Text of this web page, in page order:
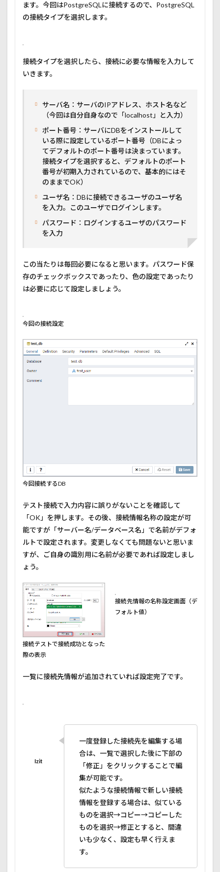
ます。今回はPostgreSQLに接続するので、PostgreSQL
の接続タイプを選択します。
接続タイプを選択したら、接続に必要な情報を入力して
いきます。
サーバ名：サーバのIPアドレス、ホスト名など
（今回は自分自身なので「localhost」と入力）
ポート番号：サーバにDBをインストールして
いる際に設定しているポート番号（DBによっ
てデフォルトのポート番号は決まっています。
接続タイプを選択すると、デフォルトのポート
番号が初期入力されているので、基本的にはそ
のままでOK）
ユーザ名：DBに接続できるユーザのユーザ名
を入力。このユーザでログインします。
パスワード：ログインするユーザのパスワード
を入力
この当たりは毎回必要になると思います。パスワード保
存のチェックボックスであったり、色の設定であったり
は必要に応じて設定しましょう。
今回の接続設定
今回接続するDB
テスト接続で入力内容に誤りがないことを確認して
「OK」を押します。その後、接続情報名称の設定が可
能ですが「サーバー名/データベース名」で名前がデフォ
ルトで設定されます。変更しなくても問題ないと思いま
すが、ご自身の識別用に名前が必要であれば設定しまし
ょう。
接続テストで接続成功となった
際の表示
接続先情報の名称設定画面（デ
フォルト値）
一覧に接続先情報が追加されていれば設定完了です。
一度登録した接続先を編集する場
合は、一覧で選択した後に下部の
「修正」をクリックすることで編
集が可能です。
似たような接続情報で新しい接続
情報を登録する場合は、似ている
ものを選択→コピー→コピーした
ものを選択→修正とすると、間違
いも少なく、設定も早く行えま
す。